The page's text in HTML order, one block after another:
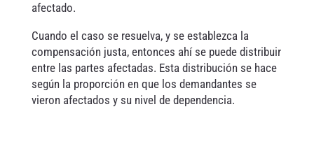
afectado.
Cuando el caso se resuelva, y se establezca la
compensación justa, entonces ahí se puede distribuir
entre las partes afectadas. Esta distribución se hace
según la proporción en que los demandantes se
vieron afectados y su nivel de dependencia.